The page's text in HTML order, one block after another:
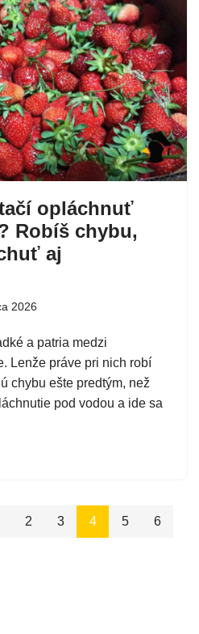
opláchnuť
Robíš chybu,
aj
2026
a patria medzi
Lenže práve pri nich robí
chybu ešte predtým, než
pod vodou a ide sa
2 3 4 5 6